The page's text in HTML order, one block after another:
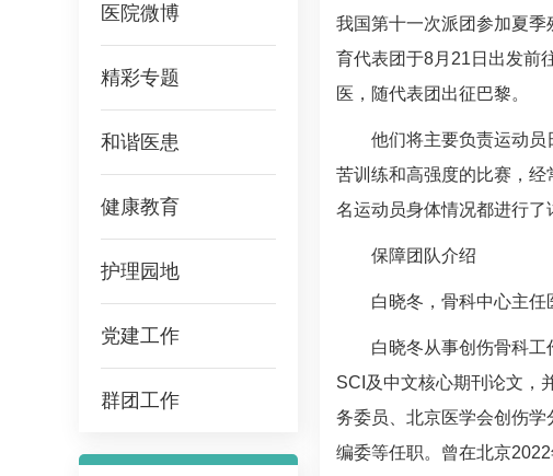
医院微博
精彩专题
和谐医患
健康教育
护理园地
党建工作
群团工作
我国第十一次派团参加夏
育代表团于8月21日出发前
医，随代表团出征巴黎。
他们将主要负责运动员
苦训练和高强度的比赛，
名运动员身体情况都进行了
保障团队介绍
白晓冬 ， 骨科中心主任
白晓冬从事创伤骨科工
SCI及中文核心期刊论文，
务委员、北京医学会创伤
编委等任职。曾在北京